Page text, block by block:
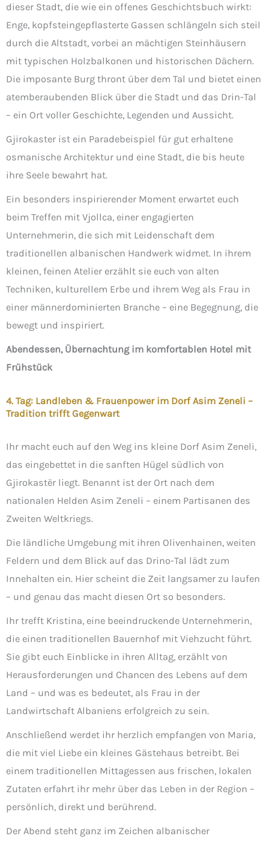
dieser Stadt, die wie ein offenes Geschichtsbuch wirkt:
Enge, kopfsteingepflasterte Gassen schlängeln sich steil
durch die Altstadt, vorbei an mächtigen Steinhäusern
mit typischen Holzbalkonen und historischen Dächern.
Die imposante Burg thront über dem Tal und bietet einen
atemberaubenden Blick über die Stadt und das Drin-Tal
– ein Ort voller Geschichte, Legenden und Aussicht.
Gjirokaster ist ein Paradebeispiel für gut erhaltene
osmanische Architektur und eine Stadt, die bis heute
ihre Seele bewahrt hat.
Ein besonders inspirierender Moment erwartet euch
beim Treffen mit Vjollca, einer engagierten
Unternehmerin, die sich mit Leidenschaft dem
traditionellen albanischen Handwerk widmet. In ihrem
kleinen, feinen Atelier erzählt sie euch von alten
Techniken, kulturellem Erbe und ihrem Weg als Frau in
einer männerdominierten Branche – eine Begegnung, die
bewegt und inspiriert.
Abendessen, Übernachtung im komfortablen Hotel mit
Frühstück
4. Tag: Landleben & Frauenpower im Dorf Asim Zeneli –
Tradition trifft Gegenwart
Ihr macht euch auf den Weg ins kleine Dorf Asim Zeneli,
das eingebettet in die sanften Hügel südlich von
Gjirokastër liegt. Benannt ist der Ort nach dem
nationalen Helden Asim Zeneli – einem Partisanen des
Zweiten Weltkriegs.
Die ländliche Umgebung mit ihren Olivenhainen, weiten
Feldern und dem Blick auf das Drino-Tal lädt zum
Innehalten ein. Hier scheint die Zeit langsamer zu laufen
– und genau das macht diesen Ort so besonders.
Ihr trefft Kristina, eine beeindruckende Unternehmerin,
die einen traditionellen Bauernhof mit Viehzucht führt.
Sie gibt euch Einblicke in ihren Alltag, erzählt von
Herausforderungen und Chancen des Lebens auf dem
Land – und was es bedeutet, als Frau in der
Landwirtschaft Albaniens erfolgreich zu sein.
Anschließend werdet ihr herzlich empfangen von Maria,
die mit viel Liebe ein kleines Gästehaus betreibt. Bei
einem traditionellen Mittagessen aus frischen, lokalen
Zutaten erfahrt ihr mehr über das Leben in der Region –
persönlich, direkt und berührend.
Der Abend steht ganz im Zeichen albanischer